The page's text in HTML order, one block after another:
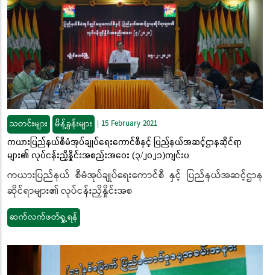
သတင်းများ မိန့်ခွန်းများ | 15 February 2021
ကယားပြည်နယ်စီမံအုပ်ချုပ်ရေးကောင်စီနှင့် ပြည်နယ်အဆင့်ဌာနဆိုင်ရာ
များ၏ လုပ်ငန်းညှိနှိုင်းအစည်းအဝေး (၃/၂၀၂၁)ကျင်းပ
ကယားပြည်နယ် စီမံအုပ်ချုပ်ရေးကောင်စီ နှင့် ပြည်နယ်အဆင့်ဌာန
ဆိုင်ရာများ၏ လုပ်ငန်းညှိနှိုင်းအစ
ဆက်လက်ဖတ်ရှု့ရန်